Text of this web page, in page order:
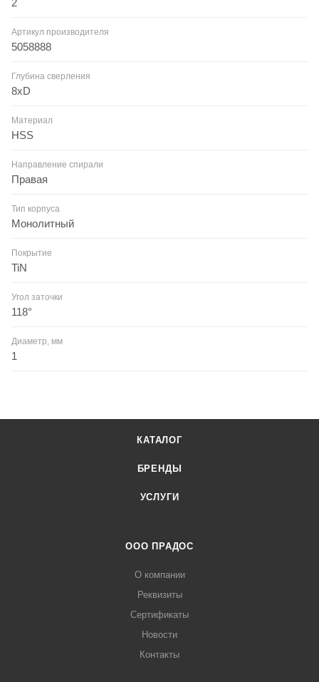
2
Артикул производителя
5058888
Глубина сверления
8xD
Материал
HSS
Направление спирали
Правая
Тип корпуса
Монолитный
Покрытие
TiN
Угол заточки
118°
Диаметр, мм
1
КАТАЛОГ
БРЕНДЫ
УСЛУГИ
ООО ПРАДОС
О компании
Реквизиты
Сертификаты
Новости
Контакты